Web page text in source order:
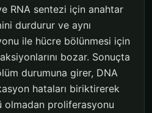
RNA sentezi için anahtar
durdurur ve aynı
ile hücre bölünmesi için
bozar. Sonuçta
durumuna girer, DNA
hataları biriktirerek
olmadan proliferasyonu